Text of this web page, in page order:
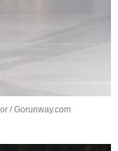
/ Gorunway.com